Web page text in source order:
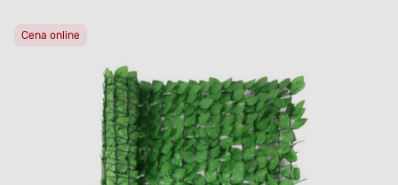
Cena online